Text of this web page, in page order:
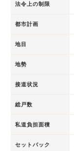
法令上の制限
都市計画
地目
地勢
接道状況
総戸数
私道負担面積
セットバック